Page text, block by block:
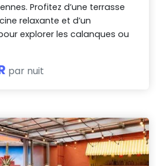
Profitez d’une terrasse
relaxante et d’un
explorer les calanques ou
par nuit